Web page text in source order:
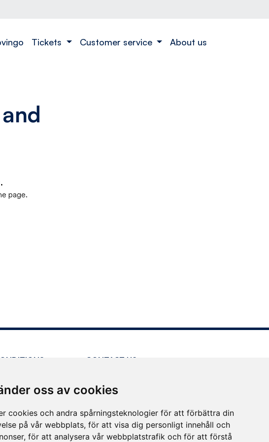
oss av cookies
cookies och andra spårningsteknologier för att förbättra din
på vår webbplats, för att visa dig personligt innehåll och
för att analysera vår webbplatstrafik och för att förstå
Tickets Customer service About us
page.
data
CONTACT US
Press
Other contact options